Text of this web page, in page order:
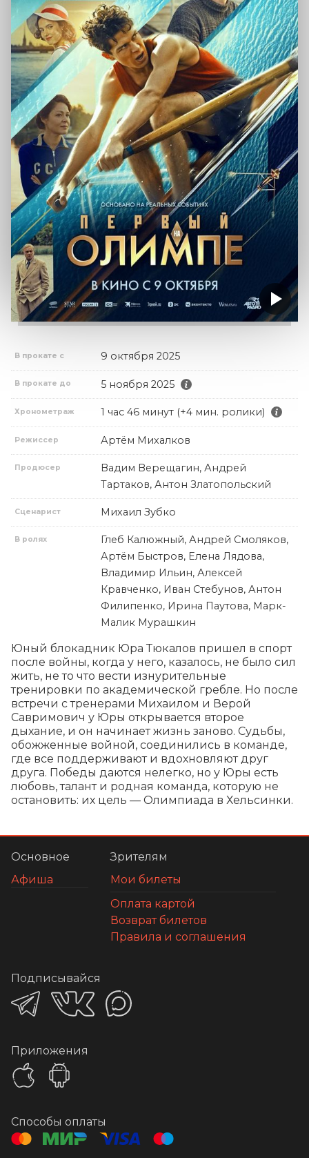
В прокате с 9 октября 2025
В прокате до 5 ноября 2025
Хронометраж 1 час 46 минут (+4 мин. ролики)
Режиссер Артём Михалков
Продюсер
Вадим Верещагин, Андрей
Тартаков, Антон Златопольский
Сценарист Михаил Зубко
В ролях
Глеб Калюжный, Андрей Смоляков,
Артём Быстров, Елена Лядова,
Владимир Ильин, Алексей
Кравченко, Иван Стебунов, Антон
Филипенко, Ирина Паутова, Марк-
Малик Мурашкин
Юный блокадник Юра Тюкалов пришел в спорт
после войны, когда у него, казалось, не было сил
жить, не то что вести изнурительные
тренировки по академической гребле. Но после
встречи с тренерами Михаилом и Верой
Савримович у Юры открывается второе
дыхание, и он начинает жизнь заново. Судьбы,
обожженные войной, соединились в команде,
где все поддерживают и вдохновляют друг
друга. Победы даются нелегко, но у Юры есть
любовь, талант и родная команда, которую не
остановить: их цель — Олимпиада в Хельсинки.
Основное
Афиша
Зрителям
Мои билеты
Оплата картой
Возврат билетов
Правила и соглашения
Подписывайся
Приложения
Способы оплаты